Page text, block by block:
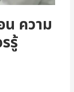
ความ
รู้